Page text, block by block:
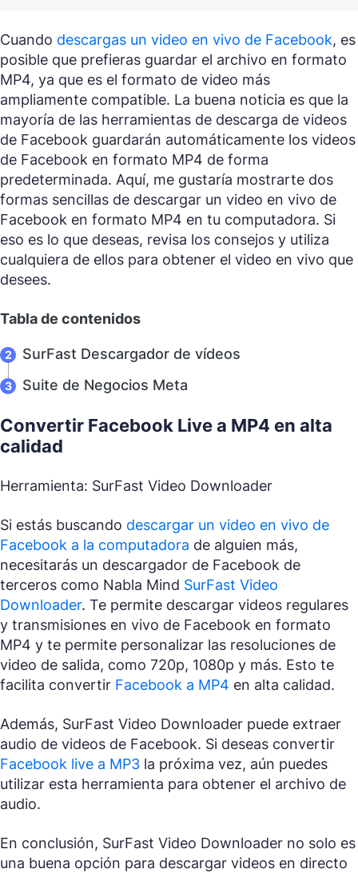
Cuando descargas un video en vivo de Facebook, es
posible que prefieras guardar el archivo en formato
MP4, ya que es el formato de video más
ampliamente compatible. La buena noticia es que la
mayoría de las herramientas de descarga de videos
de Facebook guardarán automáticamente los videos
de Facebook en formato MP4 de forma
predeterminada. Aquí, me gustaría mostrarte dos
formas sencillas de descargar un video en vivo de
Facebook en formato MP4 en tu computadora. Si
eso es lo que deseas, revisa los consejos y utiliza
cualquiera de ellos para obtener el video en vivo que
desees.
Tabla de contenidos
SurFast Descargador de vídeos
Suite de Negocios Meta
Convertir Facebook Live a MP4 en alta
calidad
Herramienta: SurFast Video Downloader
Si estás buscando descargar un video en vivo de
Facebook a la computadora de alguien más,
necesitarás un descargador de Facebook de
terceros como Nabla Mind SurFast Video
Downloader. Te permite descargar videos regulares
y transmisiones en vivo de Facebook en formato
MP4 y te permite personalizar las resoluciones de
video de salida, como 720p, 1080p y más. Esto te
facilita convertir Facebook a MP4 en alta calidad.
Además, SurFast Video Downloader puede extraer
audio de videos de Facebook. Si deseas convertir
Facebook live a MP3 la próxima vez, aún puedes
utilizar esta herramienta para obtener el archivo de
audio.
En conclusión, SurFast Video Downloader no solo es
una buena opción para descargar videos en directo